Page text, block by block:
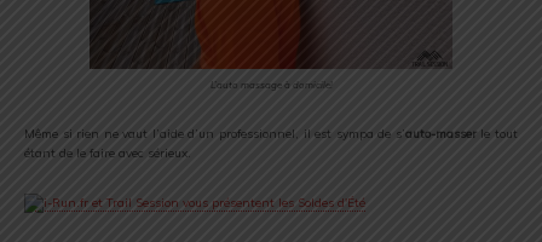
L’auto massage à domicile!
Même si rien ne vaut l’aide d’un professionnel, il est sympa de s’auto-masserle tout
étant de le faire avec sérieux.